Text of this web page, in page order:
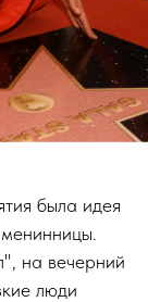
была идея
на вечерний
люди